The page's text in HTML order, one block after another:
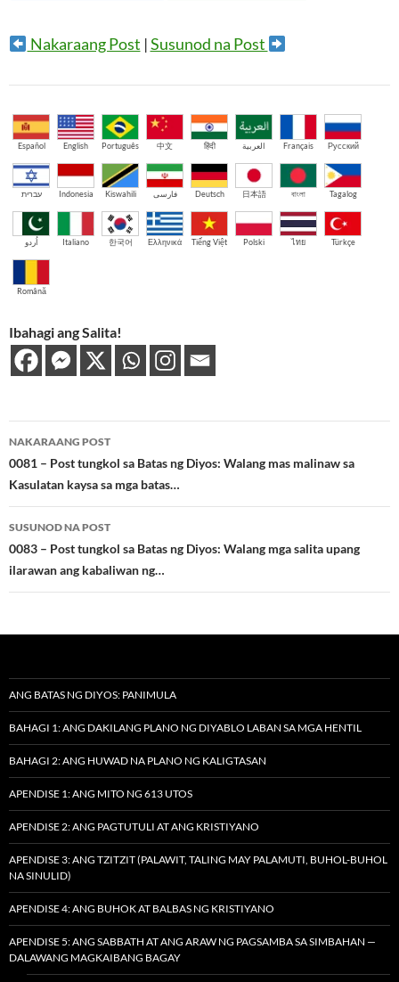
Nakaraang Post |Susunod na Post
Español English Português 中文 हिंदी العربية Français Русский
עברית Indonesia Kiswahili فارسی Deutsch 日本語 বাংলা Tagalog
اُردو Italiano 한국어 Ελληνικά Tiếng Việt Polski ไทย Türkçe
Română
Ibahagi ang Salita!
Post
navigation
NAKARAANG POST
0081 – Post tungkol sa Batas ng Diyos: Walang mas malinaw sa
Kasulatan kaysa sa mga batas…
SUSUNOD NA POST
0083 – Post tungkol sa Batas ng Diyos: Walang mga salita upang
ilarawan ang kabaliwan ng…
ANG BATAS NG DIYOS: PANIMULA
BAHAGI 1: ANG DAKILANG PLANO NG DIYABLO LABAN SA MGA HENTIL
BAHAGI 2: ANG HUWAD NA PLANO NG KALIGTASAN
APENDISE 1: ANG MITO NG 613 UTOS
APENDISE 2: ANG PAGTUTULI AT ANG KRISTIYANO
APENDISE 3: ANG TZITZIT (PALAWIT, TALING MAY PALAMUTI, BUHOL-BUHOL
NA SINULID)
APENDISE 4: ANG BUHOK AT BALBAS NG KRISTIYANO
APENDISE 5: ANG SABBATH AT ANG ARAW NG PAGSAMBA SA SIMBAHAN —
DALAWANG MAGKAIBANG BAGAY